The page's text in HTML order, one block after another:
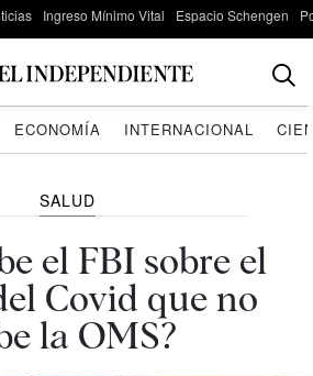
Ingreso Mínimo Vital Espacio Schengen
ECONOMÍA INTERNACIONAL
SALUD
el FBI sobre el
Covid que no
la OMS?